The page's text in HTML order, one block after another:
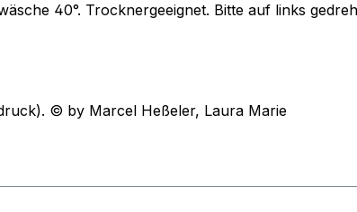
40°. Trocknergeeignet. Bitte auf links
© by Marcel Heßeler, Laura Marie